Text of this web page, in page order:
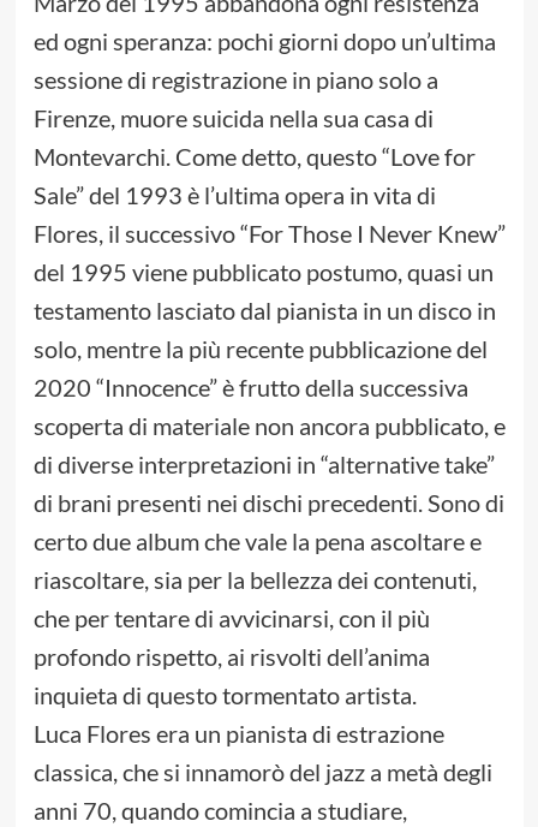
ed ogni speranza: pochi giorni dopo un’ultima
sessione di registrazione in piano solo a
Firenze, muore suicida nella sua casa di
Montevarchi. Come detto, questo “Love for
Sale” del 1993 è l’ultima opera in vita di
Flores, il successivo “For Those I Never Knew”
del 1995 viene pubblicato postumo, quasi un
testamento lasciato dal pianista in un disco in
solo, mentre la più recente pubblicazione del
2020 “Innocence” è frutto della successiva
scoperta di materiale non ancora pubblicato, e
di diverse interpretazioni in “alternative take”
di brani presenti nei dischi precedenti. Sono di
certo due album che vale la pena ascoltare e
riascoltare, sia per la bellezza dei contenuti,
che per tentare di avvicinarsi, con il più
profondo rispetto, ai risvolti dell’anima
inquieta di questo tormentato artista.
Luca Flores era un pianista di estrazione
classica, che si innamorò del jazz a metà degli
anni 70, quando comincia a studiare,